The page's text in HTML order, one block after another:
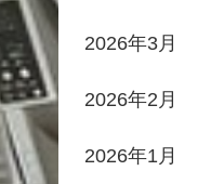
2026年3月
2026年2月
2026年1月